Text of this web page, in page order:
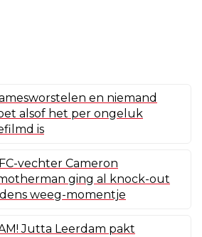
en niemand
alsof het per ongeluk
is
vechter Cameron
ging al knock-out
weeg-momentje
Jutta Leerdam pakt